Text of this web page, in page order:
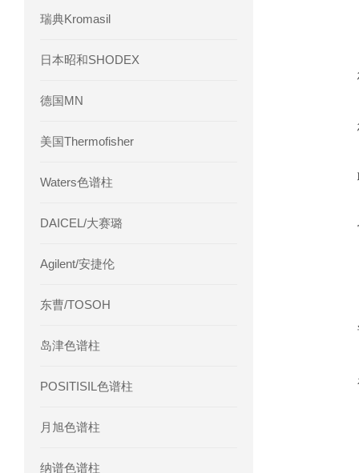
瑞典Kromasil
日本昭和SHODEX
德国MN
美国Thermofisher
Waters色谱柱
DAICEL/大赛璐
Agilent/安捷伦
东曹/TOSOH
岛津色谱柱
POSITISIL色谱柱
月旭色谱柱
纳谱色谱柱